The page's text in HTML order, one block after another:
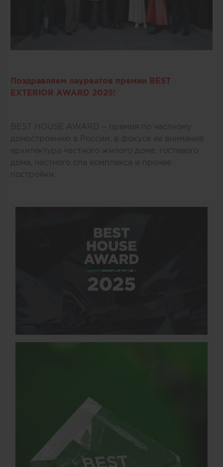
Поздравляем лауреатов премии BEST
EXTERIOR AWARD 2025!
BEST HOUSE AWARD – премия по частному
домостроению в России, в фокусе ее внимания
архитектура частного жилого дома, гостевого
дома, частного спа комплекса и прочее
постройки.